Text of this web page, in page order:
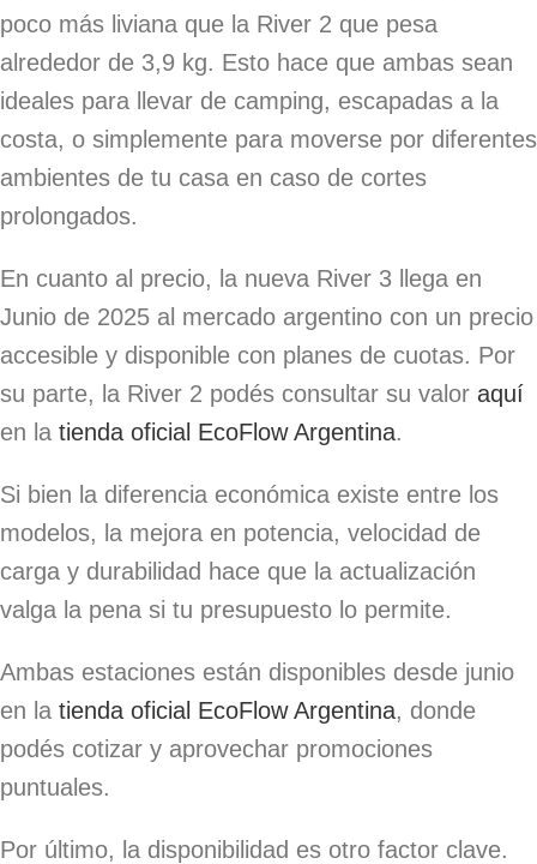
poco más liviana que la River 2 que pesa
alrededor de 3,9 kg. Esto hace que ambas sean
ideales para llevar de camping, escapadas a la
costa, o simplemente para moverse por diferentes
ambientes de tu casa en caso de cortes
prolongados.
En cuanto al precio, la nueva River 3 llega en
Junio de 2025 al mercado argentino con un precio
accesible y disponible con planes de cuotas. Por
su parte, la River 2 podés consultar su valor aquí
en la tienda oficial EcoFlow Argentina.
Si bien la diferencia económica existe entre los
modelos, la mejora en potencia, velocidad de
carga y durabilidad hace que la actualización
valga la pena si tu presupuesto lo permite.
Ambas estaciones están disponibles desde junio
en la tienda oficial EcoFlow Argentina, donde
podés cotizar y aprovechar promociones
puntuales.
Por último, la disponibilidad es otro factor clave.